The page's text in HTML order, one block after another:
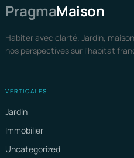
PragmaMaison
Habiter avec clarté. Jardin,
nos perspectives sur l'habitat
VERTICALES
Jardin
Immobilier
Uncategorized